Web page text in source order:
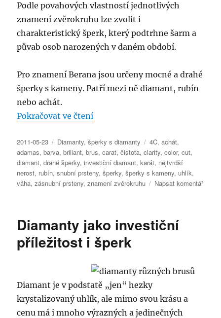
Podle povahových vlastností jednotlivých
znamení zvěrokruhu lze zvolit i
charakteristický šperk, který podtrhne šarm a
půvab osob narozených v daném období.
Pro znamení Berana jsou určeny mocné a drahé
šperky s kameny. Patří mezi ně diamant, rubín
nebo achát.
Pokračovat ve čtení„Šperky s diamanty“
Publikováno:
2011-05-23 Rubriky:
Diamanty,šperky s diamanty Štítky:
4C,achát,
adamas,barva,briliant,brus,carat,čistota,clarity,color,cut,
diamant,drahé šperky,investiční diamant,karát, nejtvrdší
nerost, rubín,snubní prsteny,šperky,šperky s kameny, uhlík,
váha,zásnubní prsteny,znamení zvěrokruhu Napsat komentářpro
Diamanty jako investiční
příležitost i šperk
Diamant je v podstatě „jen“ hezky
krystalizovaný uhlík, ale mimo svou krásu a
cenu má i mnoho výrazných a jedinečných